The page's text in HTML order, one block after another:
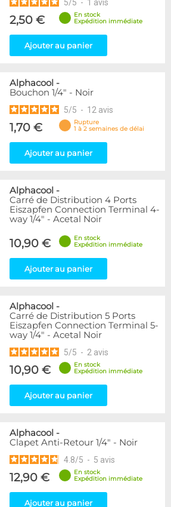
5/5 - 1 avis
2,50 €
En stock
Expédition immédiate
Ajouter au panier
Alphacool -
Bouchon 1/4" - Noir
5/5 - 12 avis
1,70 €
Rupture
1 à 2 semaines de délai
Ajouter au panier
Alphacool -
Carré de Distribution 4 Ports
Eiszapfen Connection Terminal 4-
way 1/4" - Acetal Noir
10,90 €
En stock
Expédition immédiate
Ajouter au panier
Alphacool -
Carré de Distribution 5 Ports
Eiszapfen Connection Terminal 5-
way 1/4" - Acetal Noir
5/5 - 2 avis
10,90 €
En stock
Expédition immédiate
Ajouter au panier
Alphacool -
Clapet Anti-Retour 1/4" - Noir
4.8/5 - 5 avis
12,90 €
En stock
Expédition immédiate
Ajouter au panier